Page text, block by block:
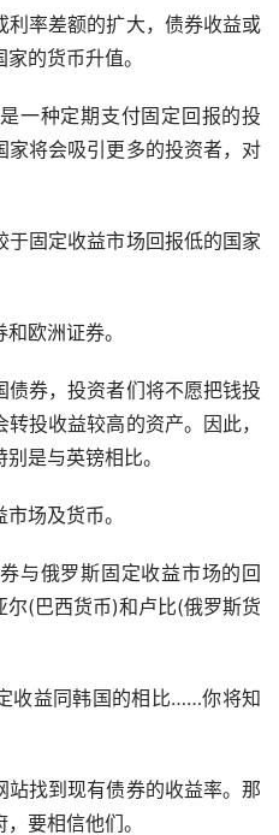
利率差额的扩大，债券收益或
的货币升值。
一种定期支付固定回报的投
家将会吸引更多的投资者，对
固定收益市场回报低的国家
欧洲证券。
券，投资者们将不愿把钱投
投收益较高的资产。因此，
是与英镑相比。
场及货币。
与俄罗斯固定收益市场的回
(巴西货币)和卢比(俄罗斯货
收益同韩国的相比……你将知
找到现有债券的收益率。那
要相信他们。